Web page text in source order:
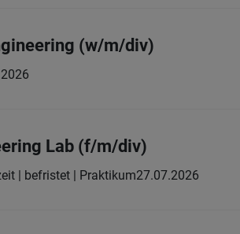
(w/m/div)
Lab (f/m/div)
| befristet | Praktikum27.07.2026